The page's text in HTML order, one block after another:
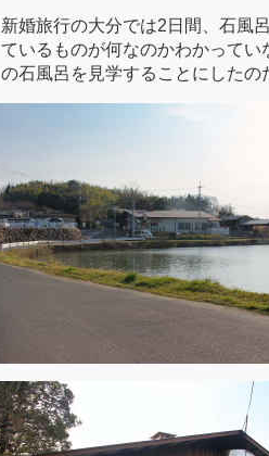
新婚旅行の大分では2日間、石風
ているものが何なのかわかって
の石風呂を見学することにしたの